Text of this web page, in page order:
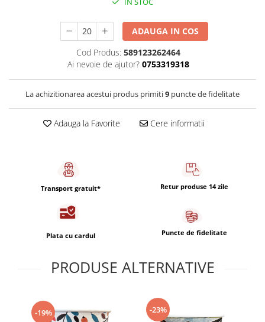
Cafea macinata
ADAUGA IN COS
Cod Produs: 589123262464
Ai nevoie de ajutor? 0753319318
La achizitionarea acestui produs primiti9 puncte de fidelitate
Adauga la Favorite Cere informatii
Transport gratuit* Retur produse 14 zile
Plata cu cardul Puncte de fidelitate
PRODUSE ALTERNATIVE
-19% -23%